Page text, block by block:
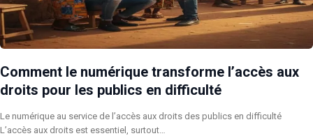
Comment le numérique transforme l’accès aux
droits pour les publics en difficulté
Le numérique au service de l’accès aux droits des publics en difficulté
L’accès aux droits est essentiel, surtout…